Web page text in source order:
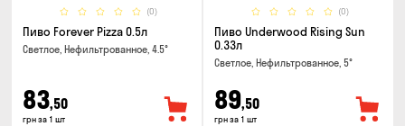
(0)
Пиво Forever Pizza 0.5л
Светлое, Нефильтрованное, 4.5°
83,50
грн за 1 шт
(0)
Пиво Underwood Rising Sun
0.33л
Светлое, Нефильтрованное, 5°
89,50
грн за 1 шт